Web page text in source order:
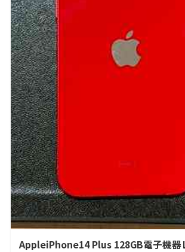
AppleiPhone14 Plus 128GB電子機器